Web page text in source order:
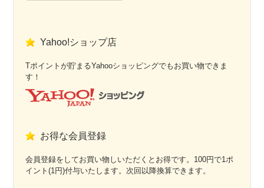
Yahoo!ショップ店
Tポイントが貯まるYahooショッピングでもお買い物できま
す！
お得な会員登録
会員登録をしてお買い物しいただくとお得です。100円で1ポ
イント(1円)付与いたします。次回以降換算できます。